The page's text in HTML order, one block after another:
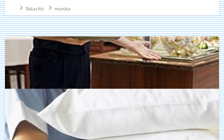
Takarító munka
Beugrós
szobalány
és
reggeliztető